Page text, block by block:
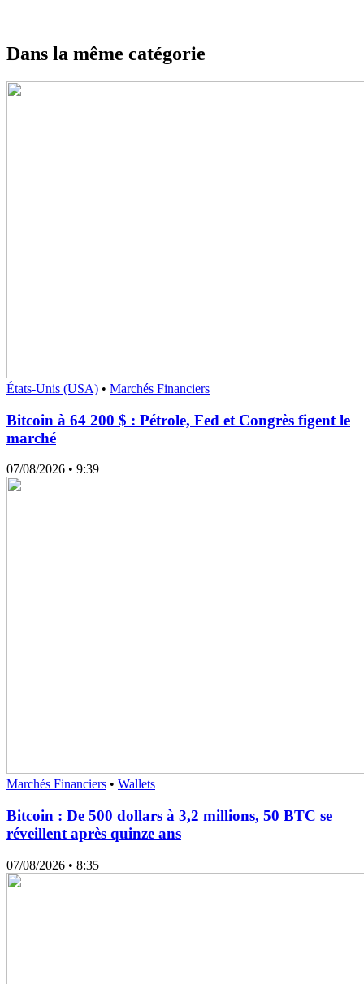
Dans la même catégorie
États-Unis (USA) • Marchés Financiers
Bitcoin à 64 200 $ : Pétrole, Fed et Congrès figent le
marché
07/08/2026 • 9:39
Marchés Financiers • Wallets
Bitcoin : De 500 dollars à 3,2 millions, 50 BTC se
réveillent après quinze ans
07/08/2026 • 8:35